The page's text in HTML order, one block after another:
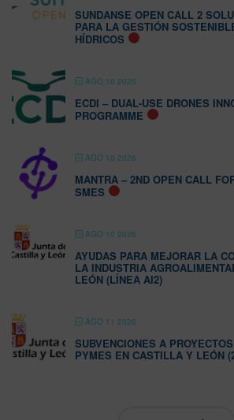
SUNDANSE OPEN CALL 2
PARA LA GESTIÓN
HÍDRICOS
AGO 10 2026
ECDI – DUAL-USE DRONES
PROGRAMME
AGO 10 2026
MANTRA – 2ND OPEN CALL
SMES
AGO 10 2026
AYUDAS PARA MEJORAR LA
LA INDUSTRIA
LEÓN (LÍNEA AI2)
AGO 11 2026
SUBVENCIONES A
PYMES EN CASTILLA Y LEÓN